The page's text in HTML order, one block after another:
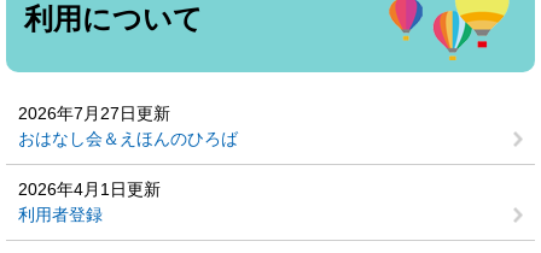
利用について
2026年7月27日更新
おはなし会＆えほんのひろば
2026年4月1日更新
利用者登録